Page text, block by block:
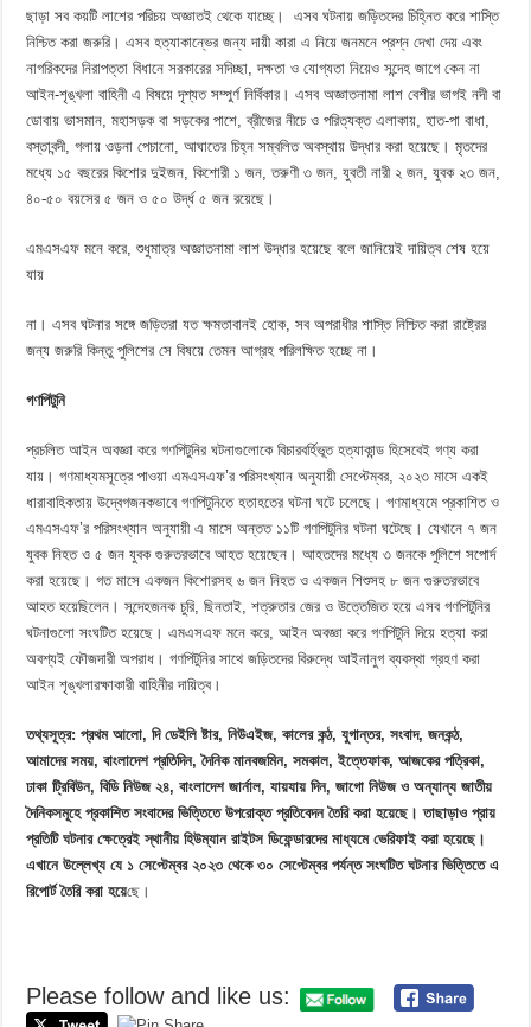
ছাড়া সব কয়টি লাশের পরিচয় অজ্ঞাতই থেকে যাচ্ছে। এসব ঘটনায় জড়িতদের চিহ্নিত করে শাস্তি
নিশ্চিত করা জরুরি। এসব হত্যাকান্ভের জন্য দায়ী কারা এ নিয়ে জনমনে প্রশ্ন দেখা দেয় এবং
নাগরিকদের নিরাপত্তা বিধানে সরকারের সদিচ্ছা, দক্ষতা ও যোগ্যতা নিয়েও সন্দেহ জাগে কেন না
আইন-শৃঙ্খলা বাহিনী এ বিষয়ে দৃশ্যত সম্পুর্ণ নির্বিকার। এসব অজ্ঞাতনামা লাশ বেশীর ভাগই নদী বা
ডোবায় ভাসমান, মহাসড়ক বা সড়কের পাশে, ব্রীজের নীচে ও পরিত্যক্ত এলাকায়, হাত-পা বাধা,
বস্তাবন্দী, গলায় ওড়না পেচানো, আঘাতের চিহ্ন সম্বলিত অবস্থায় উদ্ধার করা হয়েছে। মৃতদের
মধ্যে ১৫ বছরের কিশোর দুইজন, কিশোরী ১ জন, তরুণী ৩ জন, যুবতী নারী ২ জন, যুবক ২৩ জন,
৪০-৫০ বয়সের ৫ জন ও ৫০ উর্দ্ধ ৫ জন রয়েছে।
এমএসএফ মনে করে, শুধুমাত্র অজ্ঞাতনামা লাশ উদ্ধার হয়েছে বলে জানিয়েই দায়িত্ব শেষ হয়ে
যায়
না। এসব ঘটনার সঙ্গে জড়িতরা যত ক্ষমতাবানই হোক, সব অপরাধীর শাস্তি নিশ্চিত করা রাষ্ট্রের
জন্য জরুরি কিন্তু পুলিশের সে বিষয়ে তেমন আগ্রহ পরিলক্ষিত হচ্ছে না।
গণপিটুনি
প্রচলিত আইন অবজ্ঞা করে গণপিটুনির ঘটনাগুলোকে বিচারবর্হিভূত হত্যাকান্ড হিসেবেই গণ্য করা
যায়। গণমাধ্যমসূত্রে পাওয়া এমএসএফ’র পরিসংখ্যান অনুযায়ী সেপ্টেম্বর, ২০২৩ মাসে একই
ধারাবাহিকতায় উদ্বেগজনকভাবে গণপিটুনিতে হতাহতের ঘটনা ঘটে চলেছে। গণমাধ্যমে প্রকাশিত ও
এমএসএফ’র পরিসংখ্যান অনুযায়ী এ মাসে অন্তত ১১টি গণপিটুনির ঘটনা ঘটেছে। যেখানে ৭ জন
যুবক নিহত ও ৫ জন যুবক গুরুতরভাবে আহত হয়েছেন। আহতদের মধ্যে ৩ জনকে পুলিশে সপোর্দ
করা হয়েছে। গত মাসে একজন কিশোরসহ ৬ জন নিহত ও একজন শিশুসহ ৮ জন গুরুতরভাবে
আহত হয়েছিলেন। সন্দেহজনক চুরি, ছিনতাই, শত্রুতার জের ও উত্তেজিত হয়ে এসব গণপিটুনির
ঘটনাগুলো সংঘটিত হয়েছে। এমএসএফ মনে করে, আইন অবজ্ঞা করে গণপিটুনি দিয়ে হত্যা করা
অবশ্যই ফৌজদারী অপরাধ। গণপিটুনির সাথে জড়িতদের বিরুদ্ধে আইনানুগ ব্যবস্থা গ্রহণ করা
আইন শৃঙ্খলারক্ষাকারী বাহিনীর দায়িত্ব।
তথ্যসূত্র: প্রথম আলো, দি ডেইলি ষ্টার, নিউএইজ, কালের কন্ঠ, যুগান্তর, সংবাদ, জনকন্ঠ,
আমাদের সময়, বাংলাদেশ প্রতিদিন, দৈনিক মানবজমিন, সমকাল, ইত্তেফাক, আজকের পত্রিকা,
ঢাকা ট্রিবিউন, বিডি নিউজ ২৪, বাংলাদেশ জার্নাল, যায়যায় দিন, জাগো নিউজ ও অন্যান্য জাতীয়
দৈনিকসমূহে প্রকাশিত সংবাদের ভিত্তিতে উপরোক্ত প্রতিবেদন তৈরি করা হয়েছে। তাছাড়াও প্রায়
প্রতিটি ঘটনার ক্ষেত্রেই স্থানীয় হিউম্যান রাইটস ডিফেন্ডারদের মাধ্যমে ভেরিফাই করা হয়েছে।
এখানে উল্লেখ্য যে ১ সেপ্টেম্বর ২০২৩ থেকে ৩০ সেপ্টেম্বর পর্যন্ত সংঘটিত ঘটনার ভিত্তিতে এ
রিপোর্ট তৈরি করা হয়েছে।
Please follow and like us: